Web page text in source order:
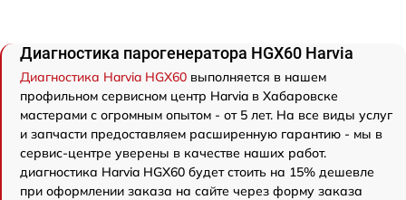
Диагностика парогенератора HGX60 Harvia
Диагностика Harvia HGX60 выполняется в нашем
профильном сервисном центр Harvia в Хабаровске
мастерами с огромным опытом - от 5 лет. На все виды услуг
и запчасти предоставляем расширенную гарантию - мы в
сервис-центре уверены в качестве наших работ.
диагностика Harvia HGX60 будет стоить на 15% дешевле
при оформлении заказа на сайте через форму заказа